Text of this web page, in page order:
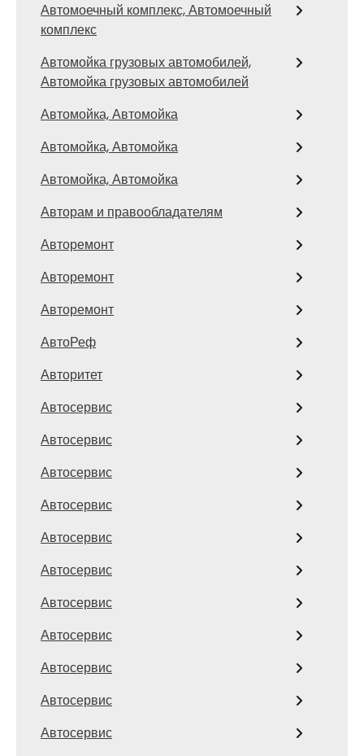
Автомоечный комплекс, Автомоечный
комплекс
Автомойка грузовых автомобилей,
Автомойка грузовых автомобилей
Автомойка, Автомойка
Автомойка, Автомойка
Автомойка, Автомойка
Авторам и правообладателям
Авторемонт
Авторемонт
Авторемонт
АвтоРеф
Авторитет
Автосервис
Автосервис
Автосервис
Автосервис
Автосервис
Автосервис
Автосервис
Автосервис
Автосервис
Автосервис
Автосервис